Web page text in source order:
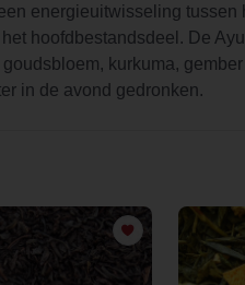
energieuitwisseling
hoofdbestandsdeel. De
kurkuma,
in de avond gedronken.